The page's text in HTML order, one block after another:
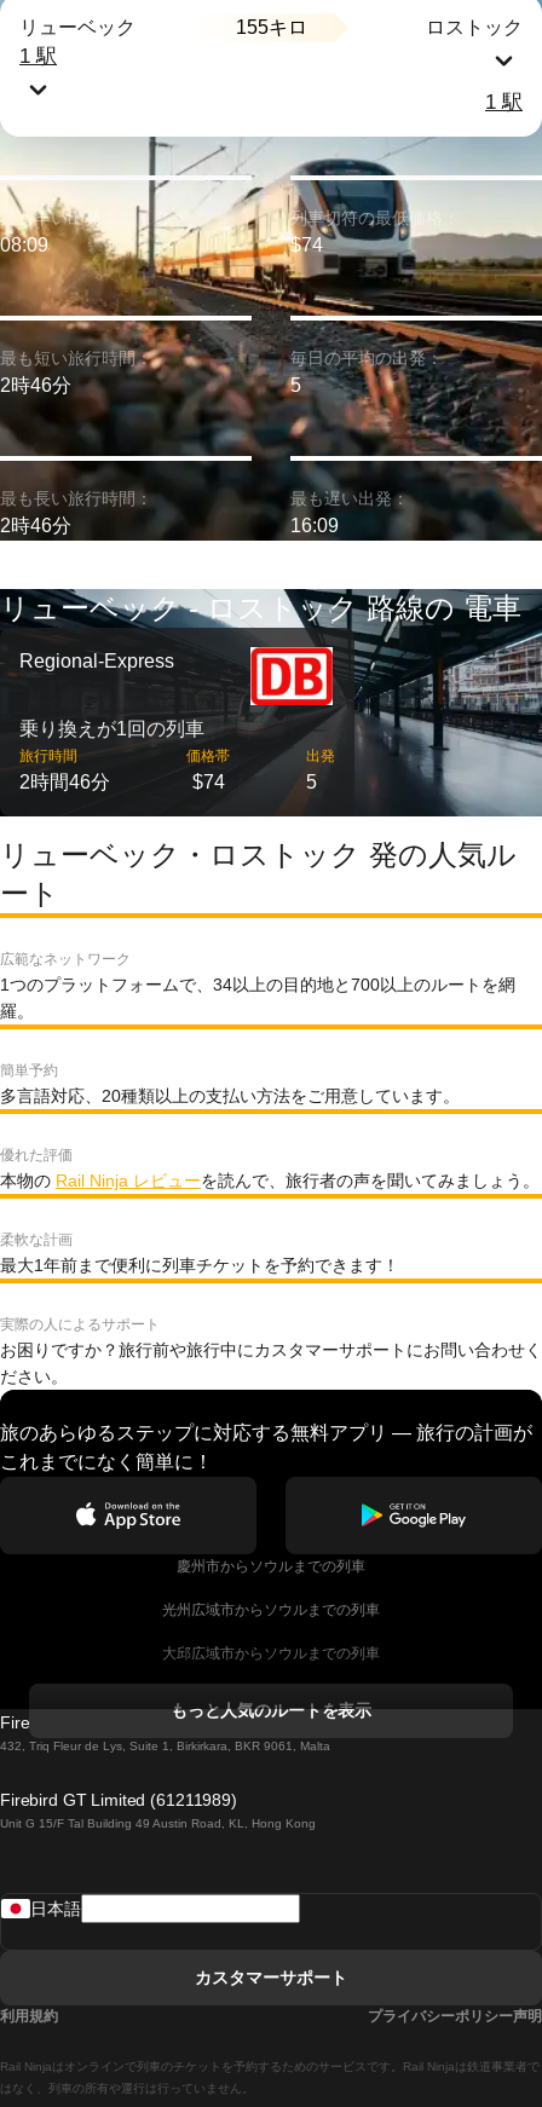
リューベック 155キロ ロストック
1 駅
1 駅
最も短い旅行時間：
2時46分
最も早い出発：
08:09
最も長い旅行時間：
2時46分
列車切符の最低価格：
$74
毎日の平均の出発：
5
最も遅い出発：
16:09
リューベック - ロストック 路線の 電車
Regional-Express
乗り換えが1回の列車
旅行時間
2時間46分
価格帯
$74
出発
5
リューベック・ロストック 発の人気ル
ート
広範なネットワーク
1つのプラットフォームで、34以上の目的地と700以上のルートを網
羅。
簡単予約
多言語対応、20種類以上の支払い方法をご用意しています。
優れた評価
本物の Rail Ninja レビューを読んで、旅行者の声を聞いてみましょう。
柔軟な計画
最大1年前まで便利に列車チケットを予約できます！
実際の人によるサポート
お困りですか？旅行前や旅行中にカスタマーサポートにお問い合わせく
ださい。
旅のあらゆるステップに対応する無料アプリ — 旅行の計画が
これまでになく簡単に！
慶州市からソウルまでの列車
光州広域市からソウルまでの列車
大邱広域市からソウルまでの列車
ダブリンからゴールウェイまでの列車
ローマからナポリまでの列車
マドリードからセビリアまでの列車
もっと人気のルートを表示
Firebird GT Limited (OC 1451)
432, Triq Fleur de Lys, Suite 1, Birkirkara, BKR 9061, Malta
Firebird GT Limited (61211989)
Unit G 15/F Tal Building 49 Austin Road, KL, Hong Kong
Rail Ninjaはオンラインで列車のチケットを予約するためのサービスです。Rail Ninjaは鉄道事業者で
はなく、列車の所有や運行は行っていません。
日本語
カスタマーサポート
利用規約 プライバシーポリシー声明